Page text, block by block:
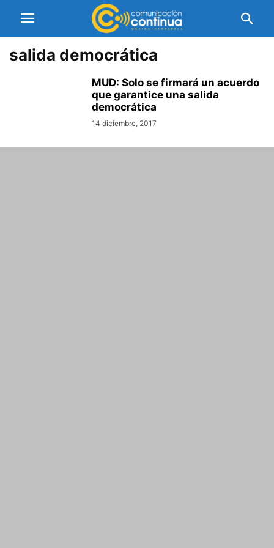
salida democrática
MUD: Solo se firmará un acuerdo
que garantice una salida
democrática
14 diciembre, 2017